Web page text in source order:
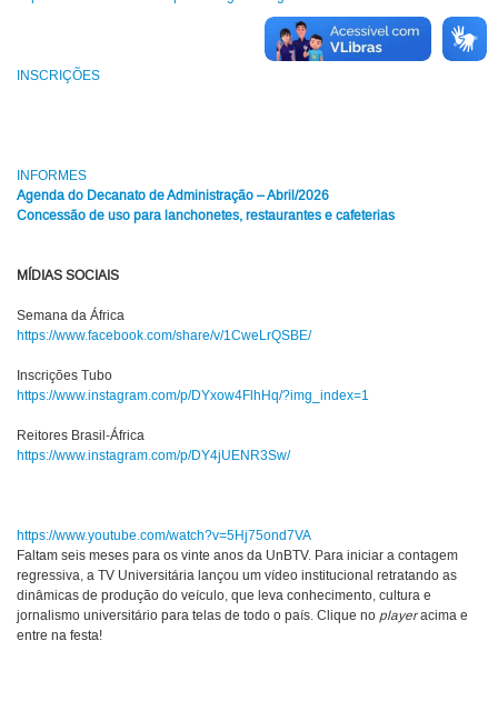
INSCRIÇÕES
INFORMES
Agenda do Decanato de Administração – Abril/2026
Concessão de uso para lanchonetes, restaurantes e cafeterias
MÍDIAS SOCIAIS
Semana da África
https://www.facebook.com/share/v/1CweLrQSBE/
Inscrições Tubo
https://www.instagram.com/p/DYxow4FlhHq/?img_index=1
Reitores Brasil-África
https://www.instagram.com/p/DY4jUENR3Sw/
https://www.youtube.com/watch?v=5Hj75ond7VA
Faltam seis meses para os vinte anos da UnBTV. Para iniciar a contagem
regressiva, a TV Universitária lançou um vídeo institucional retratando as
dinâmicas de produção do veículo, que leva conhecimento, cultura e
jornalismo universitário para telas de todo o país. Clique no playeracima e
entre na festa!